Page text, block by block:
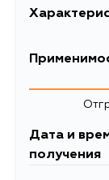
EAN-13
Кузов
UZJ120
Toyota
Дата и
получения